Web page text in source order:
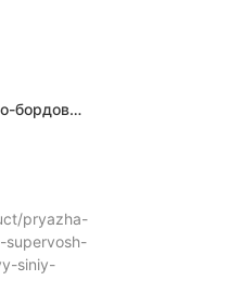
4412 фиолетово-бордово-бирюзовый
pryazha-
supervosh-
siniy-